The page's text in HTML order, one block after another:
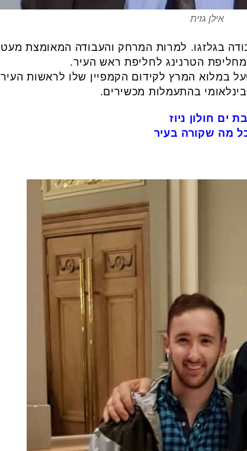
אילן גזית
בגלזגו. למרות המרחק והעבודה המאומצת
הטרנינג לחליפת ראש העיר.
במלוא המרץ לקידום הקמפיין שלו לראשות
בהתעמלות מכשירים.
בת ים חולון ניוז
כל מה שקורה בעיר